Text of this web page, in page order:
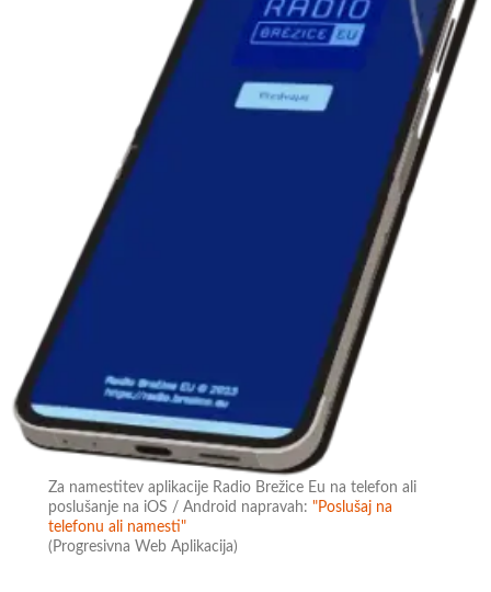
Za namestitev aplikacije Radio Brežice Eu na telefon ali
poslušanje na iOS / Android napravah: "Poslušaj na
telefonu ali namesti"
(Progresivna Web Aplikacija)